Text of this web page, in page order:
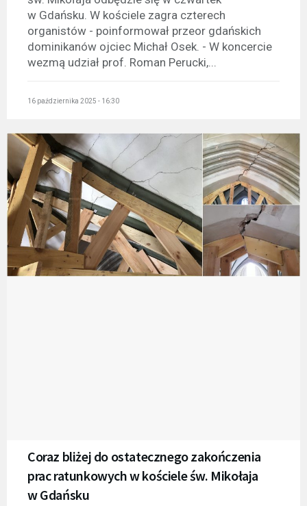
w Gdańsku. W kościele zagra czterech
organistów - poinformował przeor gdańskich
dominikanów ojciec Michał Osek. - W koncercie
wezmą udział prof. Roman Perucki,...
16 października 2025 - 16:30
Coraz bliżej do ostatecznego zakończenia
prac ratunkowych w kościele św. Mikołaja
w Gdańsku